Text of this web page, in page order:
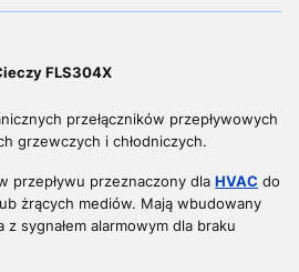
FLS304X
przełączników przepływowych
grzewczych i chłodniczych.
przepływu przeznaczony dla HVAC do
żrących mediów. Mają wbudowany
sygnałem alarmowym dla braku